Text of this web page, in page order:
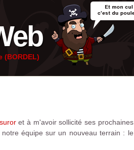
(BORDEL)
et à m'avoir sollicité ses prochaines
équipe sur un nouveau terrain : le